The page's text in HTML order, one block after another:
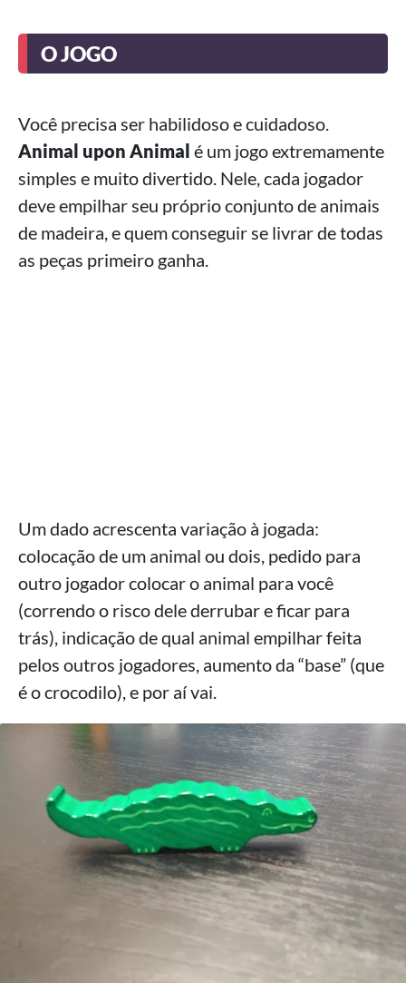
O JOGO
Você precisa ser habilidoso e cuidadoso.
Animal upon Animal é um jogo extremamente
simples e muito divertido. Nele, cada jogador
deve empilhar seu próprio conjunto de animais
de madeira, e quem conseguir se livrar de todas
as peças primeiro ganha.
Um dado acrescenta variação à jogada:
colocação de um animal ou dois, pedido para
outro jogador colocar o animal para você
(correndo o risco dele derrubar e ficar para
trás), indicação de qual animal empilhar feita
pelos outros jogadores, aumento da “base” (que
é o crocodilo), e por aí vai.